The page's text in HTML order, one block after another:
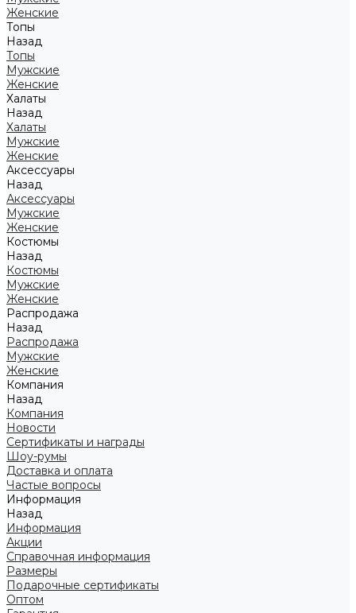
Женские
Топы
Назад
Топы
Мужские
Женские
Халаты
Назад
Халаты
Мужские
Женские
Аксессуары
Назад
Аксессуары
Мужские
Женские
Костюмы
Назад
Костюмы
Мужские
Женские
Распродажа
Назад
Распродажа
Мужские
Женские
Компания
Назад
Компания
Новости
Сертификаты и награды
Шоу-румы
Доставка и оплата
Частые вопросы
Информация
Назад
Информация
Акции
Справочная информация
Размеры
Подарочные сертификаты
Оптом